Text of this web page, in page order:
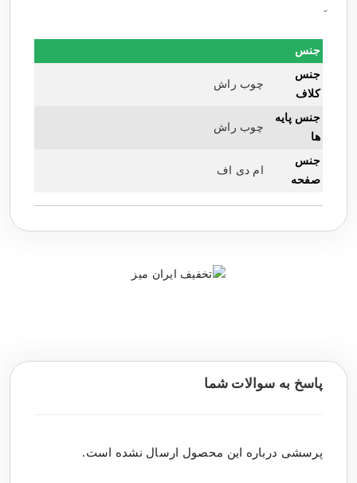
جنس
جنس
کلاف
چوب راش
جنس پایه
ها
چوب راش
جنس
صفحه
ام دی اف
پاسخ به سوالات شما
پرسشی درباره این محصول ارسال نشده است.